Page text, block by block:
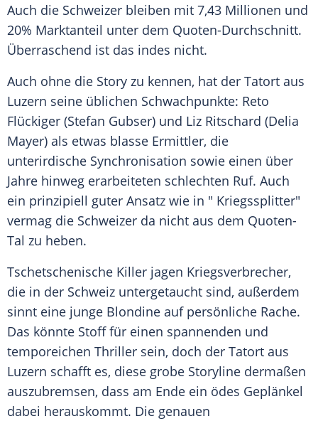
Auch die Schweizer bleiben mit 7,43 Millionen und
20% Marktanteil unter dem Quoten-Durchschnitt.
Überraschend ist das indes nicht.
Auch ohne die Story zu kennen, hat der Tatort aus
Luzern seine üblichen Schwachpunkte: Reto
Flückiger (Stefan Gubser) und Liz Ritschard (Delia
Mayer) als etwas blasse Ermittler, die
unterirdische Synchronisation sowie einen über
Jahre hinweg erarbeiteten schlechten Ruf. Auch
ein prinzipiell guter Ansatz wie in " Kriegssplitter"
vermag die Schweizer da nicht aus dem Quoten-
Tal zu heben.
Tschetschenische Killer jagen Kriegsverbrecher,
die in der Schweiz untergetaucht sind, außerdem
sinnt eine junge Blondine auf persönliche Rache.
Das könnte Stoff für einen spannenden und
temporeichen Thriller sein, doch der Tatort aus
Luzern schafft es, diese grobe Storyline dermaßen
auszubremsen, dass am Ende ein ödes Geplänkel
dabei herauskommt. Die genauen